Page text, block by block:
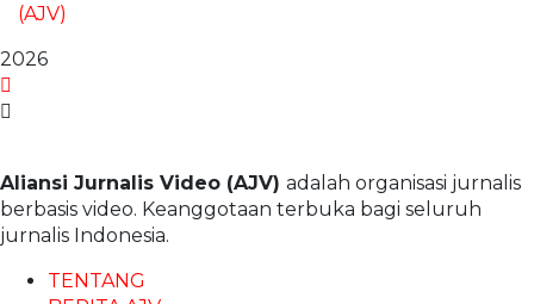
(AJV)
2026
Aliansi Jurnalis Video (AJV) adalah organisasi jurnalis
berbasis video. Keanggotaan terbuka bagi seluruh
jurnalis Indonesia.
TENTANG